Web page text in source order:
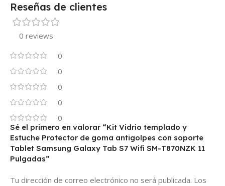
Reseñas de clientes
0 reviews
0
0
0
0
0
Sé el primero en valorar “Kit Vidrio templado y
Estuche Protector de goma antigolpes con soporte
Tablet Samsung Galaxy Tab S7 Wifi SM-T870NZK 11
Pulgadas”
Tu dirección de correo electrónico no será publicada. Los